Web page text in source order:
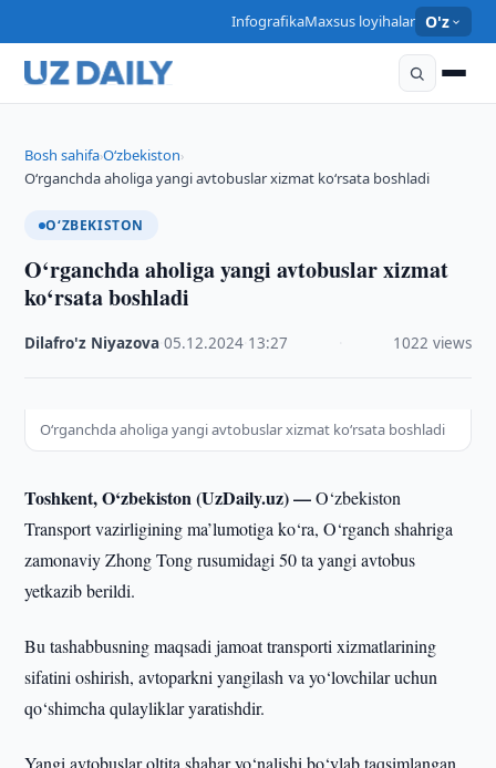
InfografikaMaxsus loyihalar O'z
Bosh sahifa›O‘zbekiston›
O‘rganchda aholiga yangi avtobuslar xizmat ko‘rsata boshladi
O‘ZBEKISTON
O‘rganchda aholiga yangi avtobuslar xizmat
ko‘rsata boshladi
Dilafro'z Niyazova ·05.12.2024 13:27 1022 views
O‘rganchda aholiga yangi avtobuslar xizmat ko‘rsata boshladi
Toshkent, O‘zbekiston (UzDaily.uz) —O‘zbekiston
Transport vazirligining ma’lumotiga ko‘ra, O‘rganch shahriga
zamonaviy Zhong Tong rusumidagi 50 ta yangi avtobus
yetkazib berildi.
Bu tashabbusning maqsadi jamoat transporti xizmatlarining
sifatini oshirish, avtoparkni yangilash va yo‘lovchilar uchun
qo‘shimcha qulayliklar yaratishdir.
Yangi avtobuslar oltita shahar yo‘nalishi bo‘ylab taqsimlangan